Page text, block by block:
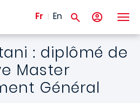
Fr En
: diplômé de
Master
Général